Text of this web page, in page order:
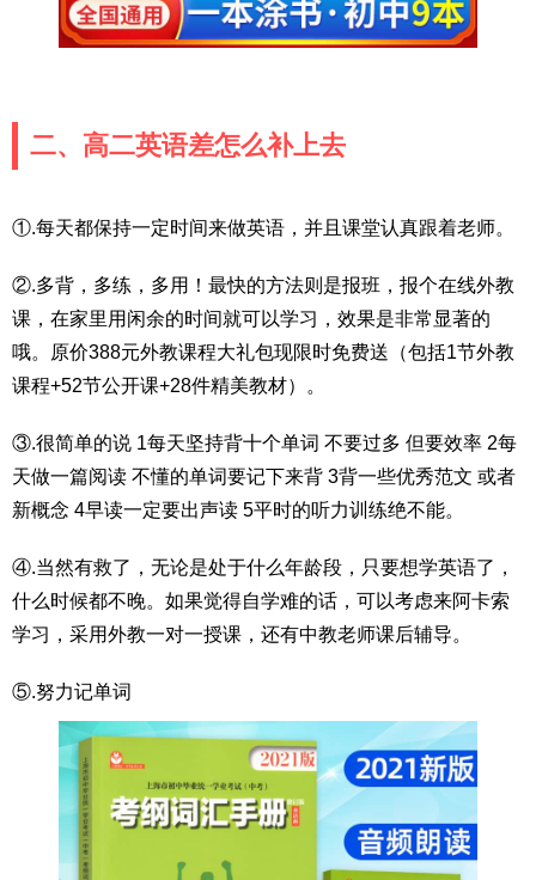
二、高二英语差怎么补上去
①.每天都保持一定时间来做英语，并且课堂认真跟着老师。
②.多背，多练，多用！最快的方法则是报班，报个在线外教
课，在家里用闲余的时间就可以学习，效果是非常显著的
哦。原价388元外教课程大礼包现限时免费送（包括1节外教
课程+52节公开课+28件精美教材）。
③.很简单的说 1每天坚持背十个单词 不要过多 但要效率 2每
天做一篇阅读 不懂的单词要记下来背 3背一些优秀范文 或者
新概念 4早读一定要出声读 5平时的听力训练绝不能。
④.当然有救了，无论是处于什么年龄段，只要想学英语了，
什么时候都不晚。如果觉得自学难的话，可以考虑来阿卡索
学习，采用外教一对一授课，还有中教老师课后辅导。
⑤.努力记单词